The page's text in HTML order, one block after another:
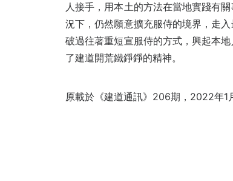
人接手，用本土的方法在當地實踐有
況下，仍然願意擴充服侍的境界，走
破過往著重短宣服侍的方式，興起本
了建道開荒鐵錚錚的精神。
原載於《建道通訊》206期，2022年1